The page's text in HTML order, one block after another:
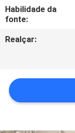
PEÇA
CITAÇÕES
MAPA
DO
Habilidade da
fonte:
Realçar: